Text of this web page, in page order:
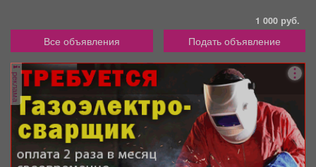
1 000 руб.
Все объявления Подать объявление
реклама